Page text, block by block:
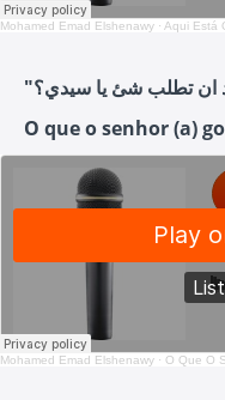
Mohamed Emad Elshenawy · Aqui Está
O que o senhor (a)
Mohamed Emad Elshenawy · O Que O